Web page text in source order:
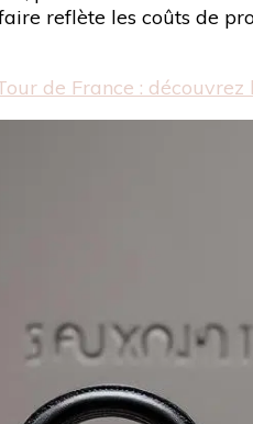
reflète les coûts de
de France :